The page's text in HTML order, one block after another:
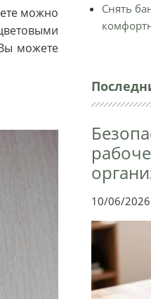
можно
можете
Снять
10/06/2026